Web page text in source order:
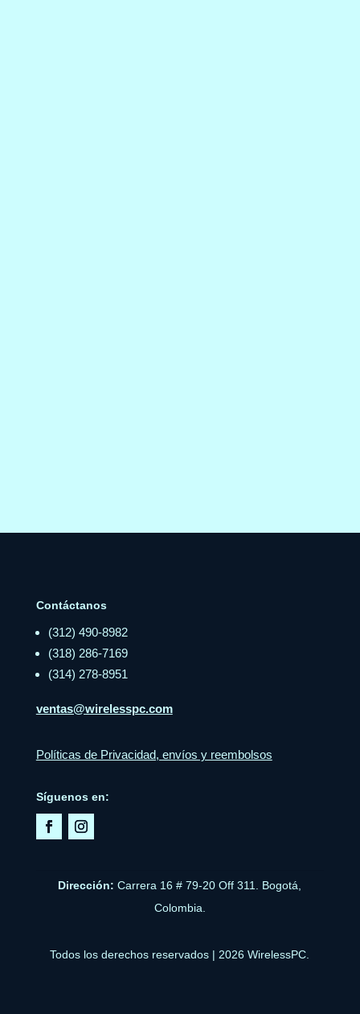
Contáctanos
(312) 490-8982
(318) 286-7169
(314) 278-8951
ventas@wirelesspc.com
Políticas de Privacidad, envíos y reembolsos
Síguenos en:
Dirección:Carrera 16 # 79-20 Off 311. Bogotá,
Colombia.
Todos los derechos reservados | 2026 WirelessPC.